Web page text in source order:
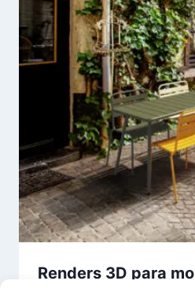
Renders 3D para